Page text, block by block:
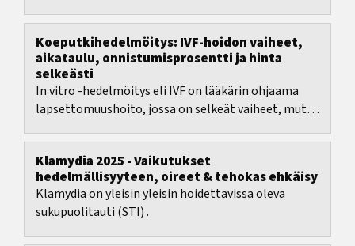
Koeputkihedelmöitys: IVF-hoidon vaiheet,
aikataulu, onnistumisprosentti ja hinta
selkeästi
In vitro -hedelmöitys eli IVF on lääkärin ohjaama
lapsettomuushoito, jossa on selkeät vaiheet, mutta
Klamydia 2025 - Vaikutukset
hedelmällisyyteen, oireet & tehokas ehkäisy
Klamydia on yleisin yleisin hoidettavissa oleva
sukupuolitauti (STI) .